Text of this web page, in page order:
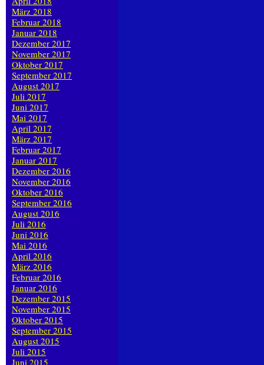
März 2018
Februar 2018
Januar 2018
Dezember 2017
November 2017
Oktober 2017
September 2017
August 2017
Juli 2017
Juni 2017
Mai 2017
April 2017
März 2017
Februar 2017
Januar 2017
Dezember 2016
November 2016
Oktober 2016
September 2016
August 2016
Juli 2016
Juni 2016
Mai 2016
April 2016
März 2016
Februar 2016
Januar 2016
Dezember 2015
November 2015
Oktober 2015
September 2015
August 2015
Juli 2015
Juni 2015